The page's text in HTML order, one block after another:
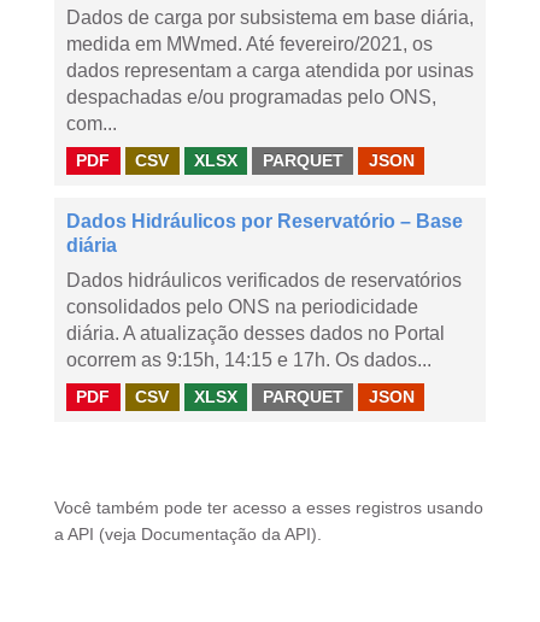
Dados de carga por subsistema em base diária,
medida em MWmed. Até fevereiro/2021, os
dados representam a carga atendida por usinas
despachadas e/ou programadas pelo ONS,
com...
PDF CSV XLSX PARQUET JSON
Dados Hidráulicos por Reservatório – Base
diária
Dados hidráulicos verificados de reservatórios
consolidados pelo ONS na periodicidade
diária. A atualização desses dados no Portal
ocorrem as 9:15h, 14:15 e 17h. Os dados...
PDF CSV XLSX PARQUET JSON
Você também pode ter acesso a esses registros usando
a API (veja Documentação da API ).